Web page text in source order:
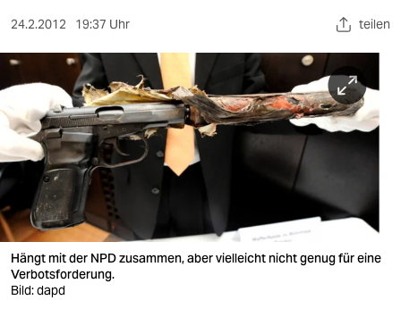
sport
berlin
nord
wahrheit
verlag
verlag
veranstaltungen
shop
24.2.2012 19:37 Uhr teilen
Hängt mit der NPD zusammen, aber vielleicht nicht genug für eine
Verbotsforderung.
Bild: dapd